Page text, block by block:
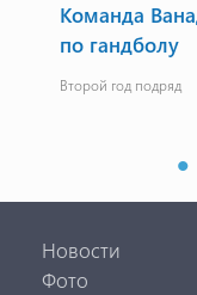
Команда
по гандболу
Второй год подряд
Новости
Фото